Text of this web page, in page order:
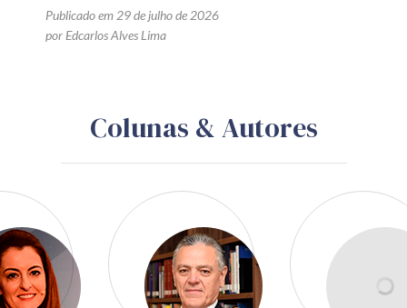
Publicado em 29 de julho de 2026
por Edcarlos Alves Lima
Colunas & Autores